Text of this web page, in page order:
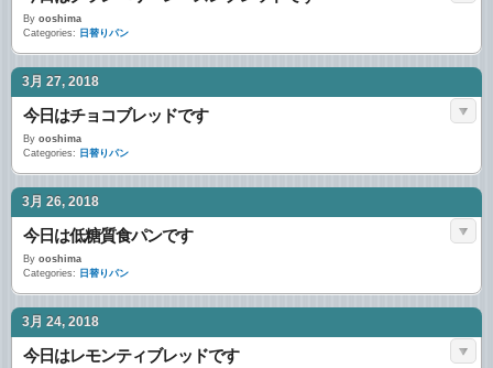
By ooshima
Categories: 日替りパン
3月 27, 2018
今日はチョコブレッドです
By ooshima
Categories: 日替りパン
3月 26, 2018
今日は低糖質食パンです
By ooshima
Categories: 日替りパン
3月 24, 2018
今日はレモンティブレッドです